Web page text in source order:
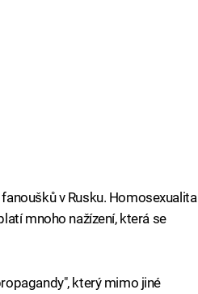
v Rusku. Homosexualita
mnoho nažízení, která se
který mimo jiné